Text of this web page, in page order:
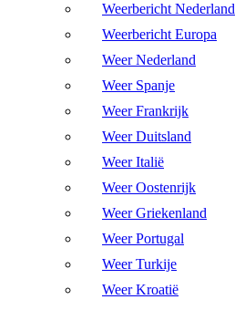
Weerbericht Nederland
Weerbericht Europa
Weer Nederland
Weer Spanje
Weer Frankrijk
Weer Duitsland
Weer Italië
Weer Oostenrijk
Weer Griekenland
Weer Portugal
Weer Turkije
Weer Kroatië